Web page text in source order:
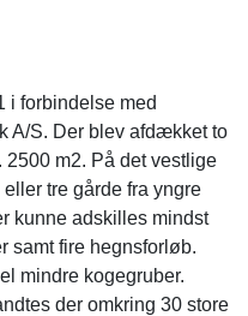
forbindelse med
A/S. Der blev afdækket to
2500 m2. På det vestlige
tre gårde fra yngre
kunne adskilles mindst
samt fire hegnsforløb.
mindre kogegruber.
der omkring 30 store